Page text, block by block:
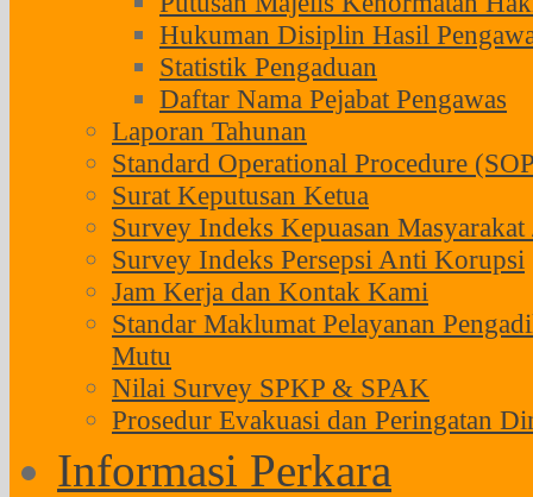
Hukuman Disiplin Hasil
Statistik Pengaduan
Daftar Nama Pejabat Pengawas
Laporan Tahunan
Standard Operational Procedure
Surat Keputusan Ketua
Survey Indeks Kepuasan
Survey Indeks Persepsi Anti Korupsi
Jam Kerja dan Kontak Kami
Standar Maklumat Pelayanan
Mutu
Nilai Survey SPKP & SPAK
Prosedur Evakuasi dan Peringatan
Informasi Perkara